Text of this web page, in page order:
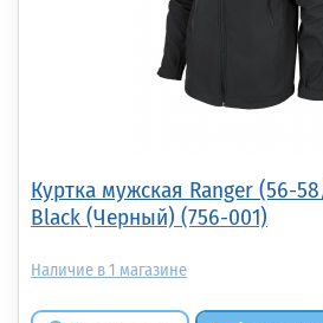
Куртка мужская Ranger (56-
Black (Черный) (756-001)
1